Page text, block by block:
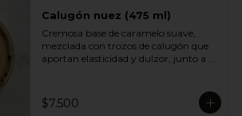
Calugón nuez (475 ml)
Cremosa base de caramelo suave,
mezclada con trozos de calugón que
aportan elasticidad y dulzor, junto a
golosa e intensa para fanáticos del
caramelo clásico.
$7.500